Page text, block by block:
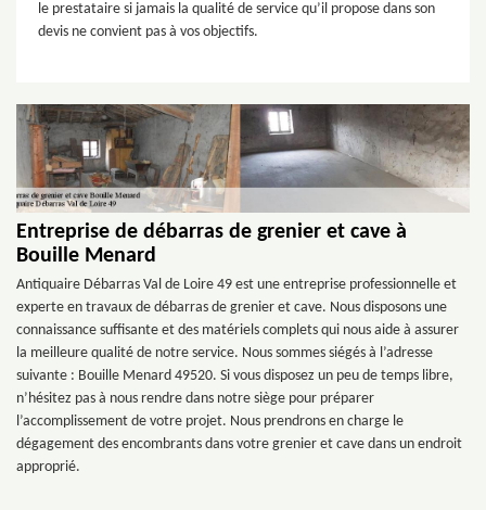
le prestataire si jamais la qualité de service qu’il propose dans son
devis ne convient pas à vos objectifs.
Entreprise de débarras de grenier et cave à
Bouille Menard
Antiquaire Débarras Val de Loire 49 est une entreprise professionnelle et
experte en travaux de débarras de grenier et cave. Nous disposons une
connaissance suffisante et des matériels complets qui nous aide à assurer
la meilleure qualité de notre service. Nous sommes siégés à l’adresse
suivante : Bouille Menard 49520. Si vous disposez un peu de temps libre,
n’hésitez pas à nous rendre dans notre siège pour préparer
l’accomplissement de votre projet. Nous prendrons en charge le
dégagement des encombrants dans votre grenier et cave dans un endroit
approprié.